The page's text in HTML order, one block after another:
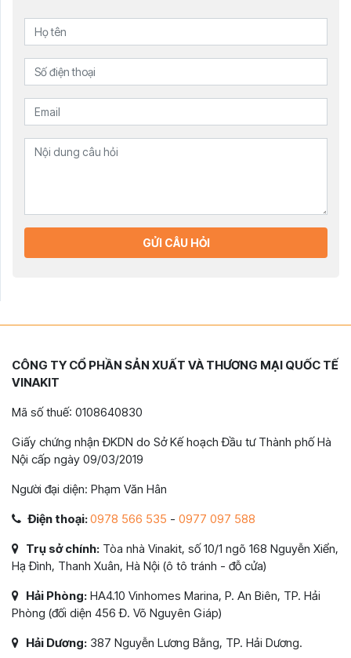
GỬI CÂU HỎI
CÔNG TY CỔ PHẦN SẢN XUẤT VÀ THƯƠNG MẠI QUỐC TẾ
VINAKIT
Mã số thuế: 0108640830
Giấy chứng nhận ĐKDN do Sở Kế hoạch Đầu tư Thành phố Hà
Nội cấp ngày 09/03/2019
Người đại diện: Phạm Văn Hân
Điện thoại:0978 566 535 - 0977 097 588
Trụ sở chính: Tòa nhà Vinakit, số 10/1 ngõ 168 Nguyễn Xiển,
Hạ Đình, Thanh Xuân, Hà Nội (ô tô tránh - đỗ cửa)
Hải Phòng: HA4.10 Vinhomes Marina, P. An Biên, TP. Hải
Phòng (đối diện 456 Đ. Võ Nguyên Giáp)
Hải Dương: 387 Nguyễn Lương Bằng, TP. Hải Dương.